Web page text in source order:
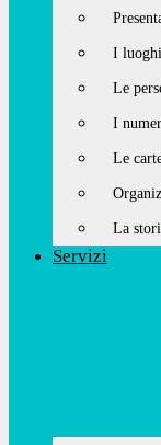
I luoghi
Le
I
Le
La
Servizi